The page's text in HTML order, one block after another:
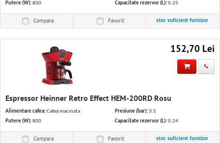
Putere (W):800
Capacitate rezervor (L):0.25
Compara Favorit stoc suficient furnizor
152,70 Lei
Espressor Heinner Retro Effect HEM-200RD Rosu
Alimentare cafea:Cafea macinata
Putere (W):800
Presiune (bar):3.5
Capacitate rezervor (L):0.24
Compara Favorit stoc suficient furnizor